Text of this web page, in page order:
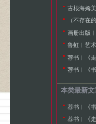
（不存在
画册出版
鲁虹︱艺
荐书︱《
荐书︱《
本类最新文
荐书︱《
荐书︱《